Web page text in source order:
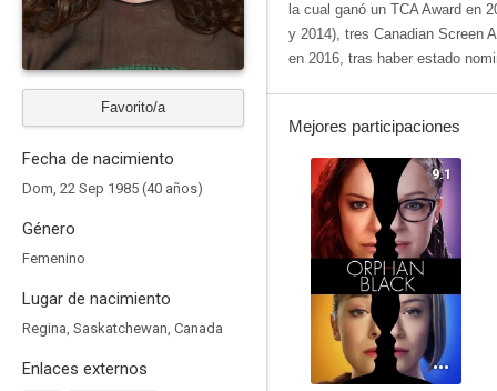
Favorito/a
Fecha de nacimiento
Dom, 22 Sep 1985 (40 años)
Género
Femenino
Lugar de nacimiento
Regina, Saskatchewan, Canada
Enlaces externos
la cual ganó un TCA Award en
y 2014), tres Canadian Screen
en 2016, tras haber estado
Mejores participaciones
9.1